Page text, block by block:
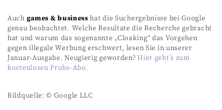
Auch games & business hat die Suchergebnisse bei Google
genau beobachtet. Welche Resultate die Recherche gebracht
hat und warum das sogenannte „Cloaking“ das Vorgehen
gegen illegale Werbung erschwert, lesen Sie in unserer
Januar-Ausgabe. Neugierig geworden? Hier geht’s zum
kostenlosen Probe-Abo.
Bildquelle: © Google LLC